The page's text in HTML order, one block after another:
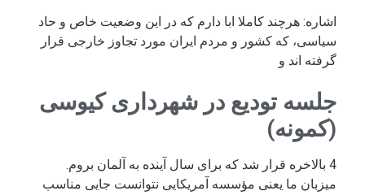
اشاره: هرچند کاملا ابا دارم که در این وضعیت خاص و حاد
سیاسی، که کشور و مردم ایران مورد تجاوز خارجی قرار
گرفته اند و
جلسه تودیع در شهرداری کیوسی
(کمونه)
4 بالاخره قرار شد که برای سال آینده به آلمان بروم.
میزبان ما یعنی مؤسسه آمریکایی نتوانست جایی مناسب